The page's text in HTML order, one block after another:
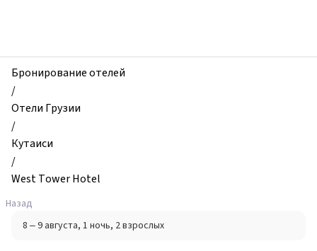
West
Tower
Hotel,
Кутаиси,
Грузия
Бронирование отелей
/
Отели Грузии
/
Кутаиси
/
West Tower Hotel
Назад
8 – 9 августа, 1 ночь, 2 взрослых